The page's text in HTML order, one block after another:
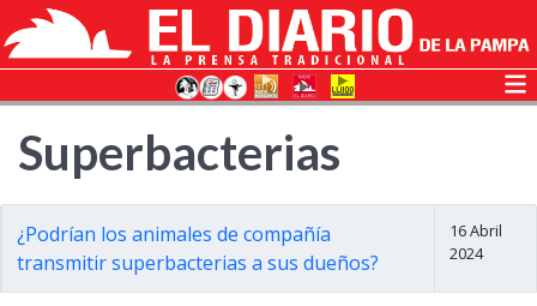
Superbacterias
¿Podrían los animales de compañía
transmitir superbacterias a sus dueños?
16 Abril
2024